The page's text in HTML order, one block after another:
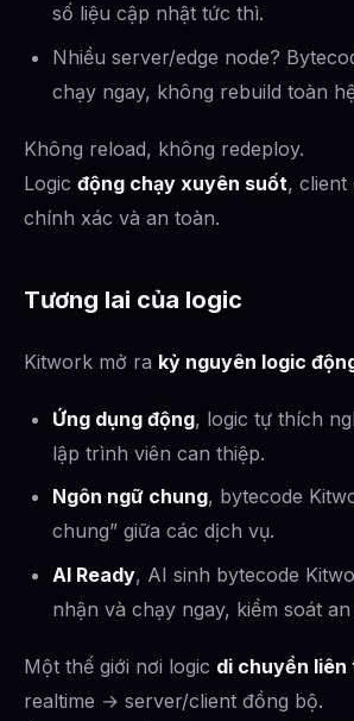
số liệu cập nhật tức thì.
Nhiều server/edge node?
chạy ngay, không rebuild toàn
Không reload, không redeploy.
Logic động chạy xuyên suốt, client
chính xác và an toàn.
Tương lai của logic
Kitwork mở ra kỷ nguyên logic
Ứng dụng động, logic tự thích
lập trình viên can thiệp.
Ngôn ngữ chung, bytecode
chung” giữa các dịch vụ.
AI Ready, AI sinh bytecode
nhận và chạy ngay, kiểm soát
Một thế giới nơi logic di chuyển liên
realtime → server/client đồng bộ.